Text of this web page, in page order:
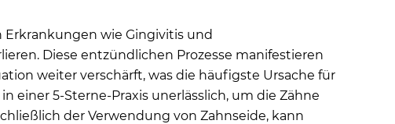
wie Gingivitis und
Diese entzündlichen Prozesse manifestieren
weiter verschärft, was die häufigste Ursache für
einer 5-Sterne-Praxis unerlässlich, um die Zähne
der Verwendung von Zahnseide, kann